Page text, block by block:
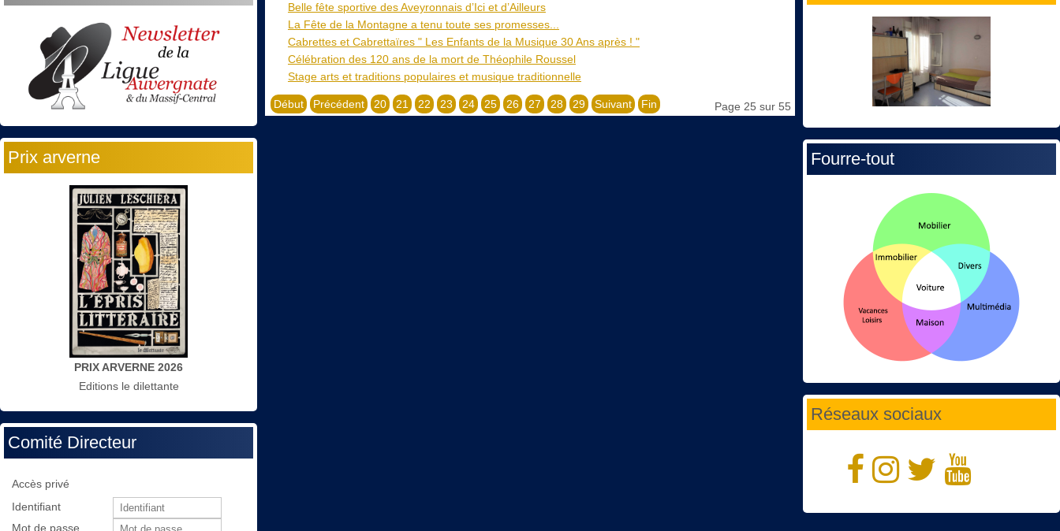
Prix arverne
PRIX ARVERNE 2026
Editions le dilettante
Comité Directeur
Accès privé
Identifiant
Mot de passe
Belle fête sportive des Aveyronnais d’Ici et d’Ailleurs
La Fête de la Montagne a tenu toute ses promesses...
Cabrettes et Cabrettaïres " Les Enfants de la Musique 30 Ans après ! "
Célébration des 120 ans de la mort de Théophile Roussel
Stage arts et traditions populaires et musique traditionnelle
Page 25 sur 55
Début Précédent 20 21 22 23 24 25 26 27 28 29 Suivant Fin
Fourre-tout
Réseaux sociaux